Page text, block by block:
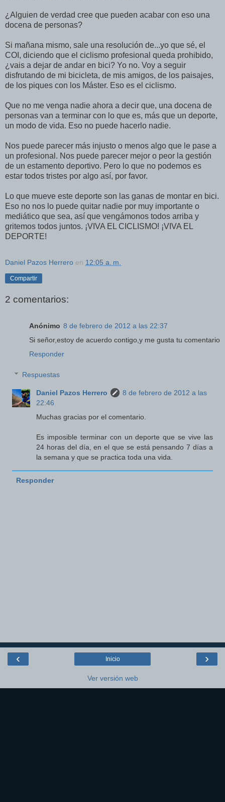
¿Alguien de verdad cree que pueden acabar con eso una
docena de personas?
Si mañana mismo, sale una resolución de...yo que sé, el
COI, diciendo que el ciclismo profesional queda prohibido,
¿vais a dejar de andar en bici? Yo no. Voy a seguir
disfrutando de mi bicicleta, de mis amigos, de los paisajes,
de los piques con los Máster. Eso es el ciclismo.
Que no me venga nadie ahora a decir que, una docena de
personas van a terminar con lo que es, más que un deporte,
un modo de vida. Eso no puede hacerlo nadie.
Nos puede parecer más injusto o menos algo que le pase a
un profesional. Nos puede parecer mejor o peor la gestión
de un estamento deportivo. Pero lo que no podemos es
estar todos tristes por algo así, por favor.
Lo que mueve este deporte son las ganas de montar en bici.
Eso no nos lo puede quitar nadie por muy importante o
mediático que sea, así que vengámonos todos arriba y
gritemos todos juntos. ¡VIVA EL CICLISMO! ¡VIVA EL
DEPORTE!
Daniel Pazos Herrero en 12:05 a. m.
Compartir
2 comentarios:
Anónimo 8 de febrero de 2012 a las 22:37
Si señor,estoy de acuerdo contigo,y me gusta tu comentario
Responder
Respuestas
Daniel Pazos Herrero
8 de febrero de 2012 a las
22:46
Muchas gracias por el comentario.
Es imposible terminar con un deporte que se vive las
24 horas del día, en el que se está pensando 7 días a
la semana y que se practica toda una vida.
Responder
‹ ›
Inicio
Ver versión web